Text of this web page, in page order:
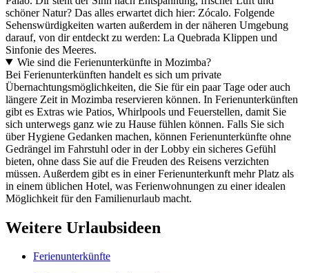
schöner Natur? Das alles erwartet dich hier: Zócalo. Folgende
Sehenswürdigkeiten warten außerdem in der näheren Umgebung
darauf, von dir entdeckt zu werden: La Quebrada Klippen und
Sinfonie des Meeres.
Wie sind die Ferienunterkünfte in Mozimba?
Bei Ferienunterkünften handelt es sich um private
Übernachtungsmöglichkeiten, die Sie für ein paar Tage oder auch
längere Zeit in Mozimba reservieren können. In Ferienunterkünften
gibt es Extras wie Patios, Whirlpools und Feuerstellen, damit Sie
sich unterwegs ganz wie zu Hause fühlen können. Falls Sie sich
über Hygiene Gedanken machen, können Ferienunterkünfte ohne
Gedrängel im Fahrstuhl oder in der Lobby ein sicheres Gefühl
bieten, ohne dass Sie auf die Freuden des Reisens verzichten
müssen. Außerdem gibt es in einer Ferienunterkunft mehr Platz als
in einem üblichen Hotel, was Ferienwohnungen zu einer idealen
Möglichkeit für den Familienurlaub macht.
Weitere Urlaubsideen
Ferienunterkünfte